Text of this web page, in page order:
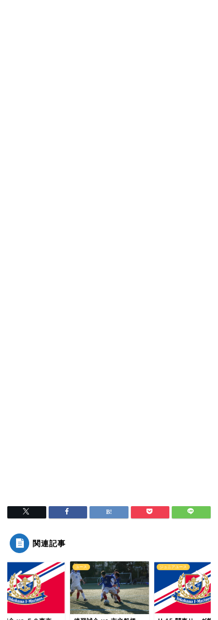
関連記事
ユース ジュニアユース